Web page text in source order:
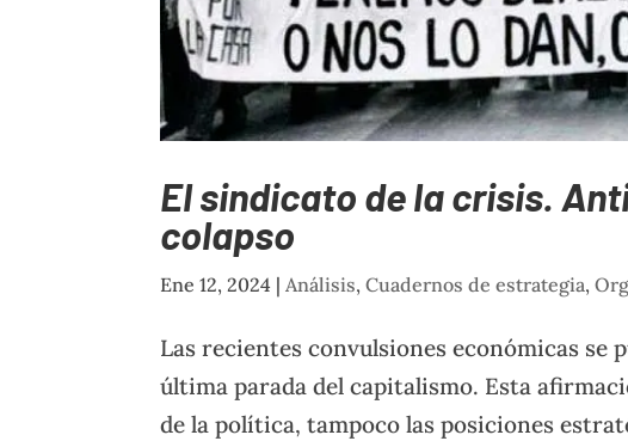
El sindicato de la crisis.
colapso
Ene 12, 2024 |Análisis,Cuadernos de estrategia,
Las recientes convulsiones económicas
última parada del capitalismo. Esta
de la política, tampoco las posiciones